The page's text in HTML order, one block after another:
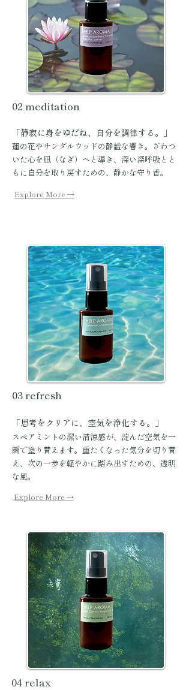
02 meditation
「静寂に身をゆだね、自分を調律する。」
蓮の花やサンダルウッドの静謐な響き。ざわつ
いた心を凪（なぎ）へと導き、深い深呼吸とと
もに自分を取り戻すための、静かな守り香。
Explore More →
03 refresh
「思考をクリアに、空気を浄化する。」
スペアミントの潔い清涼感が、淀んだ空気を一
瞬で塗り替えます。重たくなった気分を切り替
え、次の一歩を軽やかに踏み出すための、透明
な風。
Explore More →
04 relax